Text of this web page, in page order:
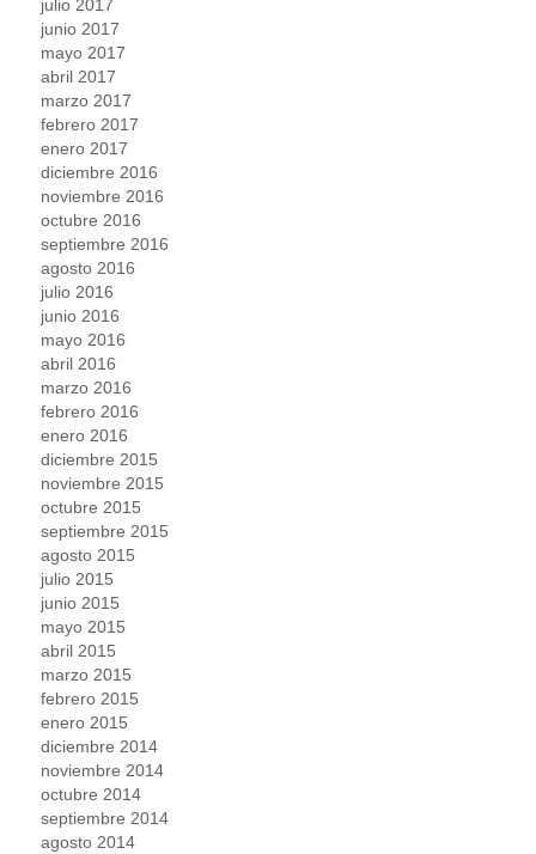
julio 2017
junio 2017
mayo 2017
abril 2017
marzo 2017
febrero 2017
enero 2017
diciembre 2016
noviembre 2016
octubre 2016
septiembre 2016
agosto 2016
julio 2016
junio 2016
mayo 2016
abril 2016
marzo 2016
febrero 2016
enero 2016
diciembre 2015
noviembre 2015
octubre 2015
septiembre 2015
agosto 2015
julio 2015
junio 2015
mayo 2015
abril 2015
marzo 2015
febrero 2015
enero 2015
diciembre 2014
noviembre 2014
octubre 2014
septiembre 2014
agosto 2014